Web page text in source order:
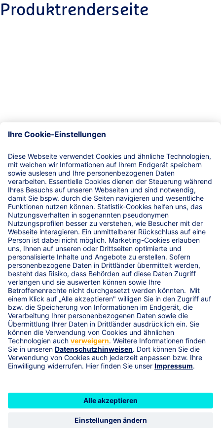
Produktrenderseite